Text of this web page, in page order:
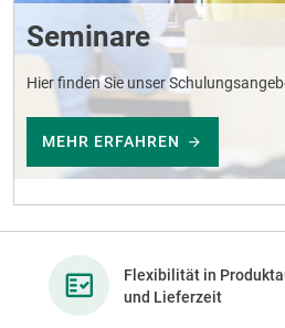
Seminare
Hier finden Sie unser
MEHR ERFAHREN
Flexibilität in
und Lieferzeit